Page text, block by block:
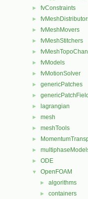
► fvConstraints
►
► fvMeshMovers
► fvMeshStitchers
►
► fvModels
► fvMotionSolver
► genericPatches
►
► lagrangian
► mesh
► meshTools
►
►
► ODE
▼ OpenFOAM
► algorithms
► containers